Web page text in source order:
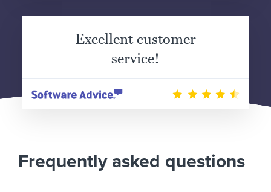
Excellent customer
service!
Frequently asked questions